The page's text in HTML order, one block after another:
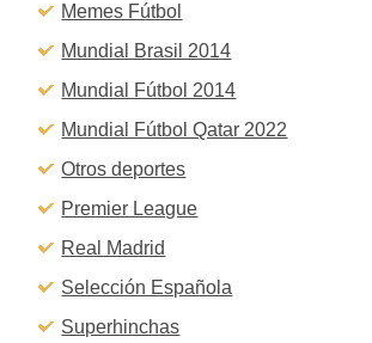
Memes Fútbol
Mundial Brasil 2014
Mundial Fútbol 2014
Mundial Fútbol Qatar 2022
Otros deportes
Premier League
Real Madrid
Selección Española
Superhinchas